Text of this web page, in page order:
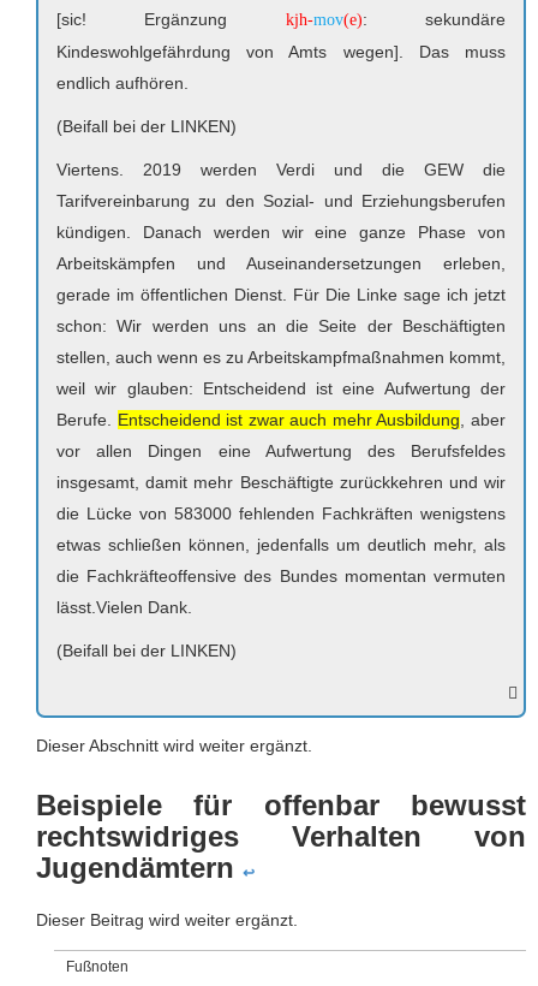
[sic! Ergänzung kjh-mov(e): sekundäre
Kindeswohlgefährdung von Amts wegen]. Das muss
endlich aufhören.
(Beifall bei der LINKEN)
Viertens. 2019 werden Verdi und die GEW die
Tarifvereinbarung zu den Sozial- und Erziehungsberufen
kündigen. Danach werden wir eine ganze Phase von
Arbeitskämpfen und Auseinandersetzungen erleben,
gerade im öffentlichen Dienst. Für Die Linke sage ich jetzt
schon: Wir werden uns an die Seite der Beschäftigten
stellen, auch wenn es zu Arbeitskampfmaßnahmen kommt,
weil wir glauben: Entscheidend ist eine Aufwertung der
Berufe. Entscheidend ist zwar auch mehr Ausbildung , aber
vor allen Dingen eine Aufwertung des Berufsfeldes
insgesamt, damit mehr Beschäftigte zurückkehren und wir
die Lücke von 583000 fehlenden Fachkräften wenigstens
etwas schließen können, jedenfalls um deutlich mehr, als
die Fachkräfteoffensive des Bundes momentan vermuten
lässt.Vielen Dank.
(Beifall bei der LINKEN)
Dieser Abschnitt wird weiter ergänzt.
Beispiele für offenbar bewusst
rechtswidriges Verhalten von
Jugendämtern ↩
Dieser Beitrag wird weiter ergänzt.
Fußnoten